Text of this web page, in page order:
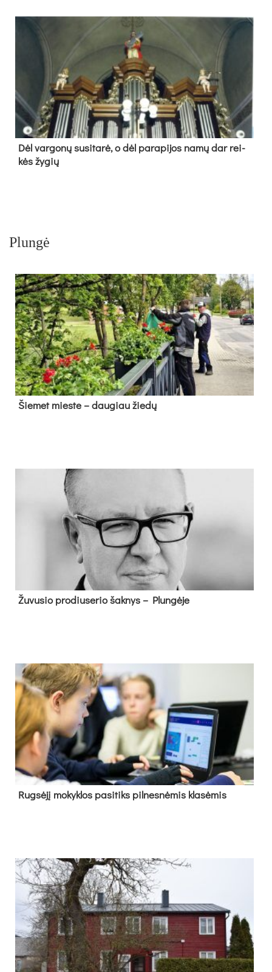
Dėl var­go­nų su­si­ta­rė, o dėl pa­ra­pi­jos na­mų dar rei­
kės žy­gių
Plungė
Šie­met mies­te – dau­giau žie­dų
Žu­vu­sio pro­diu­se­rio šak­nys – Plun­gė­je
Rug­sė­jį mo­kyk­los pa­si­tiks pil­nes­nė­mis kla­sė­mis